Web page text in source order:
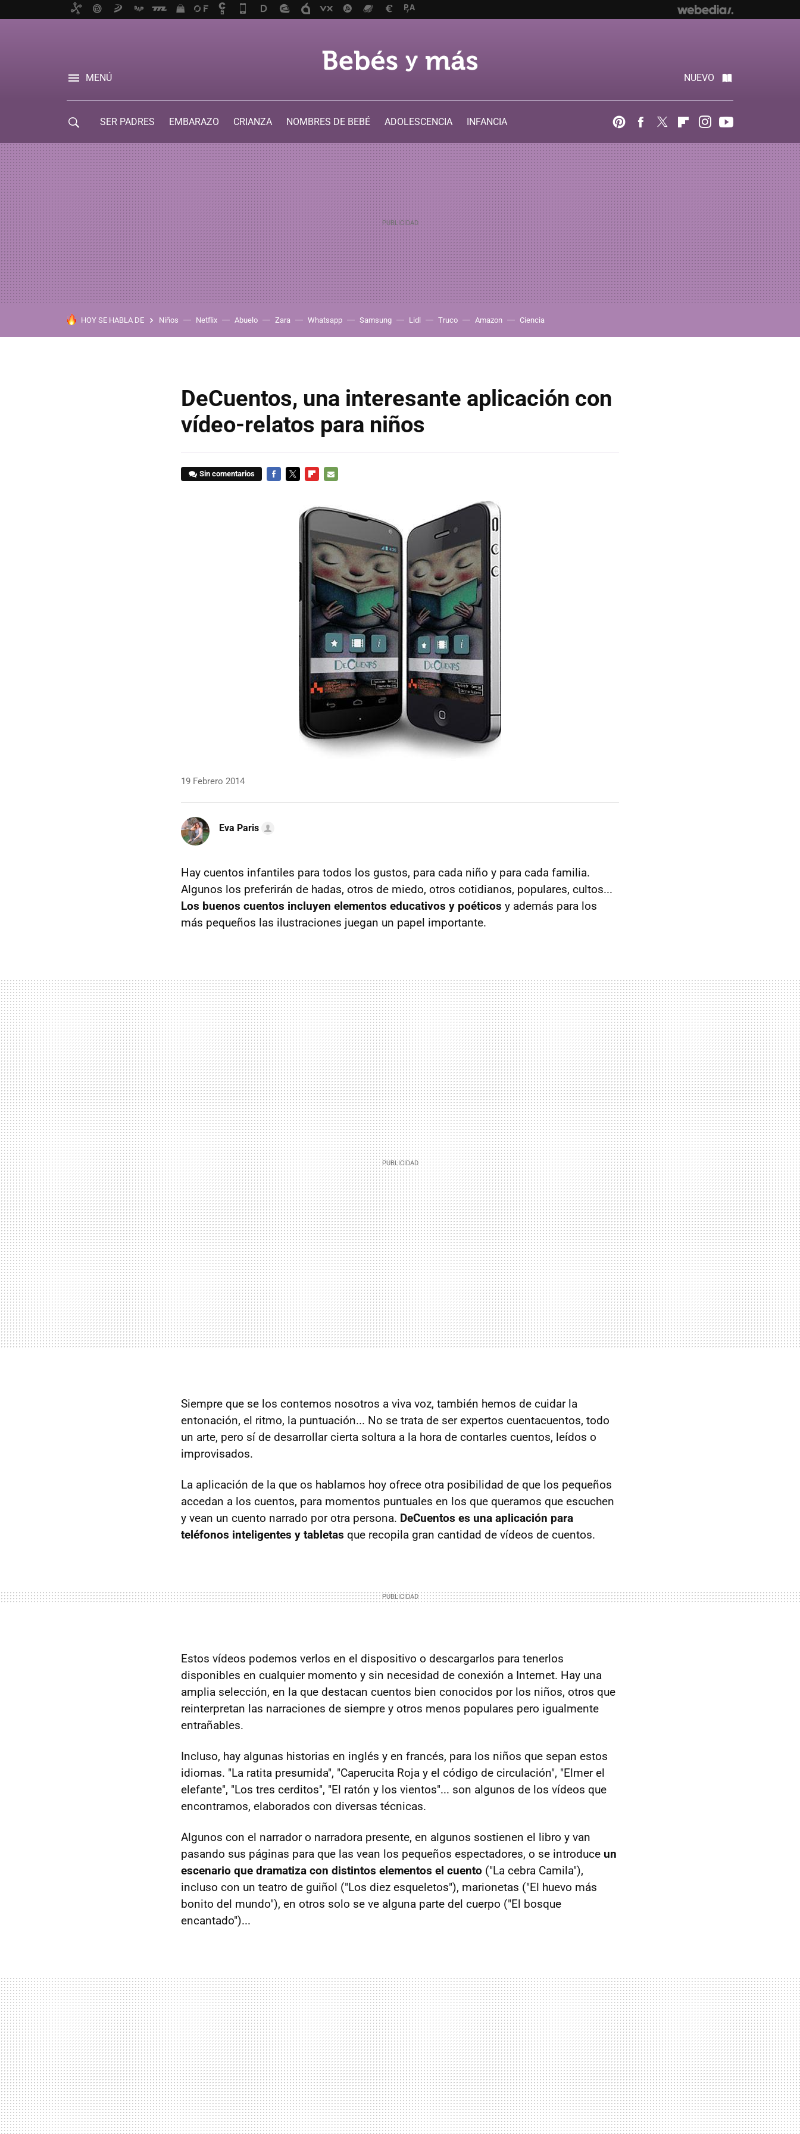
MENÚ NUEVO
SER PADRES EMBARAZO CRIANZA NOMBRES DE BEBÉ ADOLESCENCIA
INFANCIA
PinterestFacebook
Twitter FlipboardInstagram
HOY SE HABLA DE Niños Netflix Abuelo Zara Whatsapp Samsung Lidl Truco Amazon Ciencia
DeCuentos, una interesante aplicación con
vídeo-relatos para niños
Sin comentarios
19 Febrero 2014
Eva Paris
Hay cuentos infantiles para todos los gustos, para cada niño y para cada familia.
Algunos los preferirán de hadas, otros de miedo, otros cotidianos, populares, cultos...
Los buenos cuentos incluyen elementos educativos y poéticos y además para los
más pequeños las ilustraciones juegan un papel importante.
Siempre que se los contemos nosotros a viva voz, también hemos de cuidar la
entonación, el ritmo, la puntuación... No se trata de ser expertos cuentacuentos, todo
un arte, pero sí de desarrollar cierta soltura a la hora de contarles cuentos, leídos o
improvisados.
La aplicación de la que os hablamos hoy ofrece otra posibilidad de que los pequeños
accedan a los cuentos, para momentos puntuales en los que queramos que escuchen
y vean un cuento narrado por otra persona. DeCuentos es una aplicación para
teléfonos inteligentes y tabletas que recopila gran cantidad de vídeos de cuentos.
Estos vídeos podemos verlos en el dispositivo o descargarlos para tenerlos
disponibles en cualquier momento y sin necesidad de conexión a Internet. Hay una
amplia selección, en la que destacan cuentos bien conocidos por los niños, otros que
reinterpretan las narraciones de siempre y otros menos populares pero igualmente
entrañables.
Incluso, hay algunas historias en inglés y en francés, para los niños que sepan estos
idiomas. "La ratita presumida", "Caperucita Roja y el código de circulación", "Elmer el
elefante", "Los tres cerditos", "El ratón y los vientos"... son algunos de los vídeos que
encontramos, elaborados con diversas técnicas.
Algunos con el narrador o narradora presente, en algunos sostienen el libro y van
pasando sus páginas para que las vean los pequeños espectadores, o se introduce un
escenario que dramatiza con distintos elementos el cuento ("La cebra Camila"),
incluso con un teatro de guiñol ("Los diez esqueletos"), marionetas ("El huevo más
bonito del mundo"), en otros solo se ve alguna parte del cuerpo ("El bosque
encantado")...